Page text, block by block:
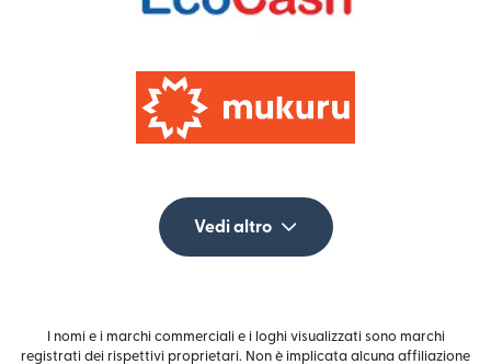
Vedi altro
I nomi e i marchi commerciali e i loghi visualizzati sono marchi
registrati dei rispettivi proprietari. Non è implicata alcuna affiliazione